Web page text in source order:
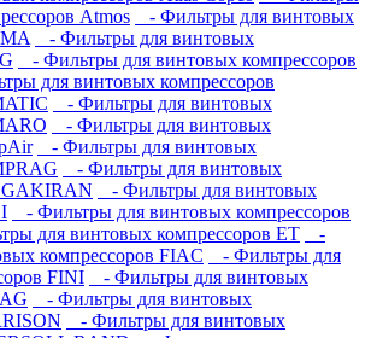
Atmos
- Фильтры для винтовых
- Фильтры для винтовых
- Фильтры для винтовых компрессоров
для винтовых компрессоров
- Фильтры для винтовых
- Фильтры для винтовых
- Фильтры для винтовых
- Фильтры для винтовых
- Фильтры для винтовых
- Фильтры для винтовых компрессоров
для винтовых компрессоров ET
-
компрессоров FIAC
- Фильтры для
FINI
- Фильтры для винтовых
- Фильтры для винтовых
- Фильтры для винтовых